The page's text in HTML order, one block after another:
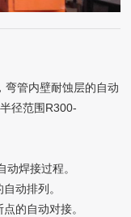
弯管内壁耐蚀层的自动
径范围R300-
焊接过程。
动排列。
的自动对接。